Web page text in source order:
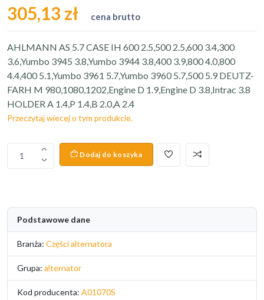
305,13 zł cena brutto
AHLMANN AS 5.7 CASE IH 600 2.5,500 2.5,600 3.4,300
3.6,Yumbo 3945 3.8,Yumbo 3944 3.8,400 3.9,800 4.0,800
4.4,400 5.1,Yumbo 3961 5.7,Yumbo 3960 5.7,500 5.9 DEUTZ-
FARH M 980,1080,1202,Engine D 1.9,Engine D 3.8,Intrac 3.8
HOLDER A 1.4,P 1.4,B 2.0,A 2.4
Przeczytaj wiecej o tym produkcie.
1 Dodaj do koszyka
Podstawowe dane
Branża: Części alternatora
Grupa: alternator
Kod producenta: A01070S